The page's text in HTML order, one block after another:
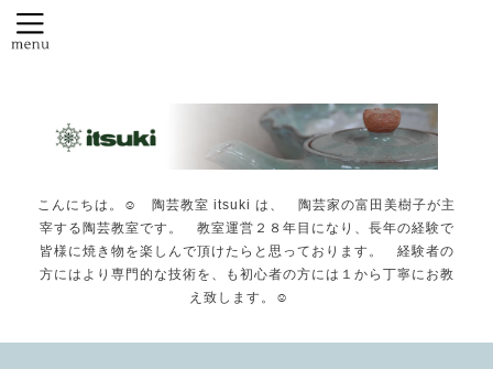
こんにちは。☺️ 陶芸教室 itsuki は、 陶芸家の富田美樹子が主
宰する陶芸教室です。 教室運営２８年目になり、長年の経験で
皆様に焼き物を楽しんで頂けたらと思っております。 経験者の
方にはより専門的な技術を、も初心者の方には１から丁寧にお教
え致します。☺️